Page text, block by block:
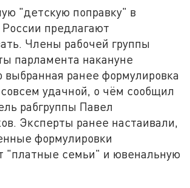
"детскую поправку" в
предлагают
Члены рабочей группы
парламента накануне
выбранная ранее формулировка
удачной, о чём сообщил
рабгруппы Павел
Эксперты ранее настаивали,
формулировки
"платные семьи" и ювенальную